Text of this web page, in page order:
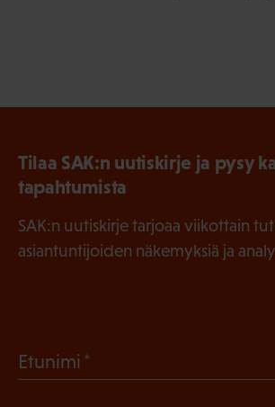
Tilaa SAK:n uutiskirje ja pysy
tapahtumista
SAK:n uutiskirje tarjoaa viikottain
asiantuntijoiden näkemyksiä ja
Etunimi